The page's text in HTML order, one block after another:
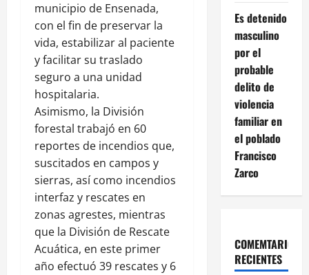
municipio de Ensenada,
con el fin de preservar la
vida, estabilizar al paciente
y facilitar su traslado
seguro a una unidad
hospitalaria.
Asimismo, la División
forestal trabajó en 60
reportes de incendios que,
suscitados en campos y
sierras, así como incendios
interfaz y rescates en
zonas agrestes, mientras
que la División de Rescate
Acuática, en este primer
año efectuó 39 rescates y 6
Es detenido
masculino
por el
probable
delito de
violencia
familiar en
el poblado
Francisco
Zarco
COMEMTARIOS
RECIENTES